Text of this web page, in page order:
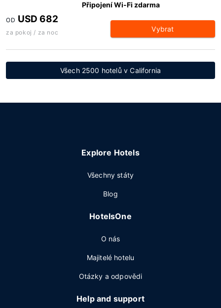
Připojení Wi-Fi zdarma
OD USD 682
za pokoj / za noc Vybrat
Všech 2500 hotelů v California
Explore Hotels
Všechny státy
Blog
HotelsOne
O nás
Majitelé hotelu
Otázky a odpovědi
Help and support